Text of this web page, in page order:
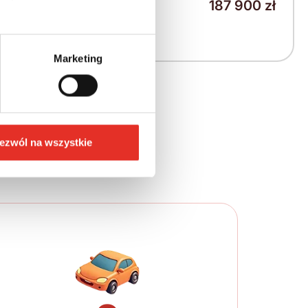
Marketing
na wszystkie
2 935 zł brutto / msc.
187 900 zł
krokach